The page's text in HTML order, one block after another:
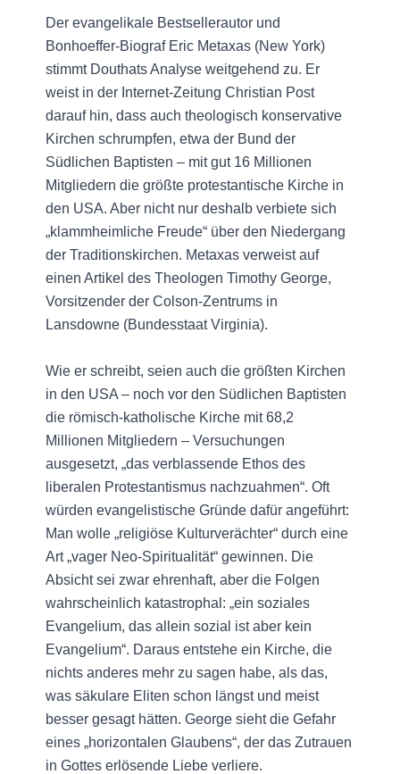
Der evangelikale Bestsellerautor und
Bonhoeffer-Biograf Eric Metaxas (New York)
stimmt Douthats Analyse weitgehend zu. Er
weist in der Internet-Zeitung Christian Post
darauf hin, dass auch theologisch konservative
Kirchen schrumpfen, etwa der Bund der
Südlichen Baptisten – mit gut 16 Millionen
Mitgliedern die größte protestantische Kirche in
den USA. Aber nicht nur deshalb verbiete sich
„klammheimliche Freude“ über den Niedergang
der Traditionskirchen. Metaxas verweist auf
einen Artikel des Theologen Timothy George,
Vorsitzender der Colson-Zentrums in
Lansdowne (Bundesstaat Virginia).
Wie er schreibt, seien auch die größten Kirchen
in den USA – noch vor den Südlichen Baptisten
die römisch-katholische Kirche mit 68,2
Millionen Mitgliedern – Versuchungen
ausgesetzt, „das verblassende Ethos des
liberalen Protestantismus nachzuahmen“. Oft
würden evangelistische Gründe dafür angeführt:
Man wolle „religiöse Kulturverächter“ durch eine
Art „vager Neo-Spiritualität“ gewinnen. Die
Absicht sei zwar ehrenhaft, aber die Folgen
wahrscheinlich katastrophal: „ein soziales
Evangelium, das allein sozial ist aber kein
Evangelium“. Daraus entstehe ein Kirche, die
nichts anderes mehr zu sagen habe, als das,
was säkulare Eliten schon längst und meist
besser gesagt hätten. George sieht die Gefahr
eines „horizontalen Glaubens“, der das Zutrauen
in Gottes erlösende Liebe verliere.